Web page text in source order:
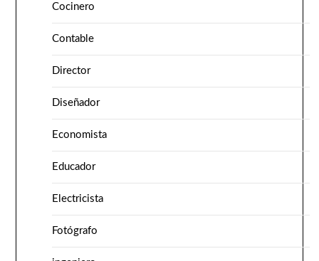
Cocinero
Contable
Director
Diseñador
Economista
Educador
Electricista
Fotógrafo